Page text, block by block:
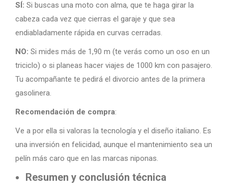
SÍ: Si buscas una moto con alma, que te haga girar la
cabeza cada vez que cierras el garaje y que sea
endiabladamente rápida en curvas cerradas.
NO: Si mides más de 1,90 m (te verás como un oso en un
triciclo) o si planeas hacer viajes de 1000 km con pasajero.
Tu acompañante te pedirá el divorcio antes de la primera
gasolinera.
Recomendación de compra:
Ve a por ella si valoras la tecnología y el diseño italiano. Es
una inversión en felicidad, aunque el mantenimiento sea un
pelín más caro que en las marcas niponas.
Resumen y conclusión técnica